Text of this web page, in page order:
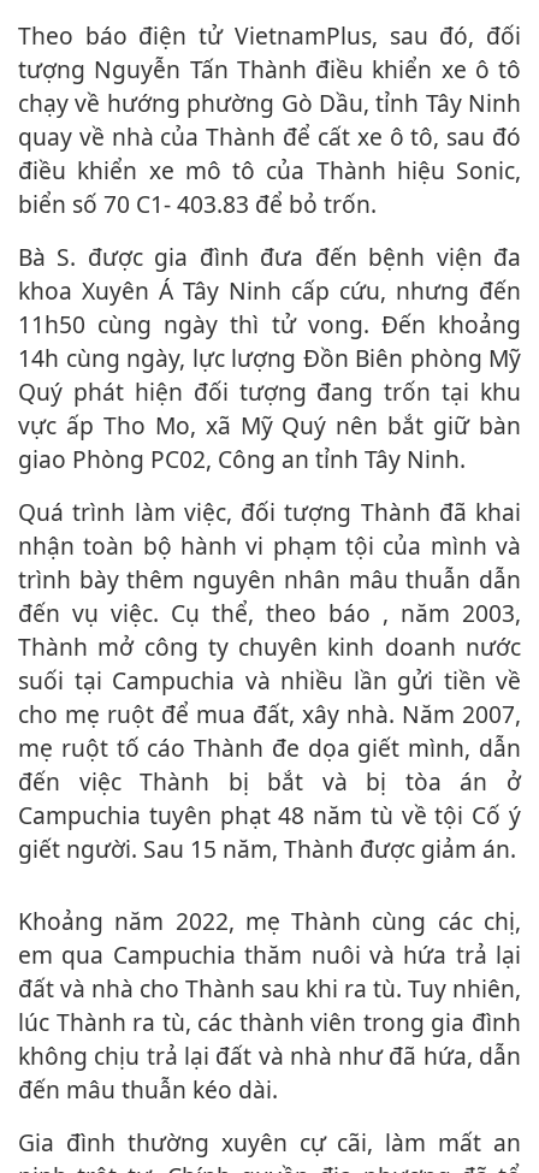
Theo báo điện tử VietnamPlus, sau đó, đối
tượng Nguyễn Tấn Thành điều khiển xe ô tô
chạy về hướng phường Gò Dầu, tỉnh Tây Ninh
quay về nhà của Thành để cất xe ô tô, sau đó
điều khiển xe mô tô của Thành hiệu Sonic,
biển số 70 C1- 403.83 để bỏ trốn.
Bà S. được gia đình đưa đến bệnh viện đa
khoa Xuyên Á Tây Ninh cấp cứu, nhưng đến
11h50 cùng ngày thì t‌ử von‌g. Đến khoảng
14h cùng ngày, lực lượng Đồn Biên phòng Mỹ
Quý phát hiện đối tượng đang trốn tại khu
vực ấp Tho Mo, xã Mỹ Quý nên bắt giữ bàn
giao Phòng PC02, Công an tỉnh Tây Ninh.
Quá trình làm việc, đối tượng Thành đã khai
nhận toàn bộ hành vi phạm tội của mình và
trình bày thêm nguyên nhân mâu thuẫn dẫn
đến vụ việc. Cụ thể, theo báo , năm 2003,
Thành mở công ty chuyên kinh doanh nước
suối tại Campuchia và nhiều lần gửi tiền về
cho mẹ ruột để mua đất, xây nhà. Năm 2007,
mẹ ruột tố cáo Thành đe dọa giết mình, dẫn
đến việc Thành bị bắt và bị tòa án ở
Campuchia tuyên phạt 48 năm tù về tội Cố ý
giết người. Sau 15 năm, Thành được giảm án.
Khoảng năm 2022, mẹ Thành cùng các chị,
em qua Campuchia thăm nuôi và hứa trả lại
đất và nhà cho Thành sau khi ra tù. Tuy nhiên,
lúc Thành ra tù, các thành viên trong gia đình
không chịu trả lại đất và nhà như đã hứa, dẫn
đến mâu thuẫn kéo dài.
Gia đình thường xuyên cự cãi, làm mất an